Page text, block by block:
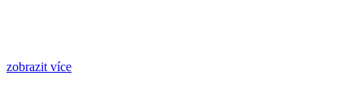
zobrazit více